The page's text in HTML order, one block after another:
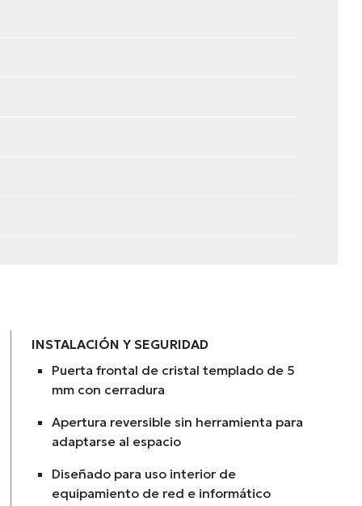
INSTALACIÓN Y SEGURIDAD
Puerta frontal de cristal templado de 5
mm con cerradura
Apertura reversible sin herramienta para
adaptarse al espacio
Diseñado para uso interior de
equipamiento de red e informático